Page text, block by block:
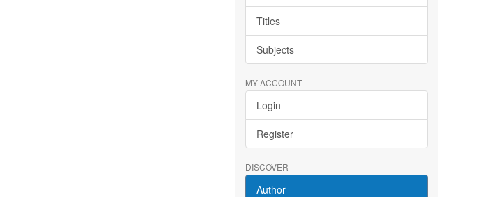
Titles
Subjects
MY ACCOUNT
Login
Register
DISCOVER
Author